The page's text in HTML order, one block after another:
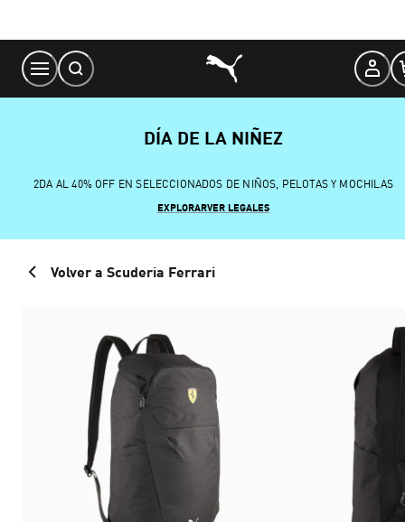
Content
DÍA DE LA NIÑEZ
2DA AL 40% OFF EN SELECCIONADOS DE NIÑOS, PELOTAS Y MOCHILAS
EXPLORARVER LEGALES
Volver a Scuderia Ferrari